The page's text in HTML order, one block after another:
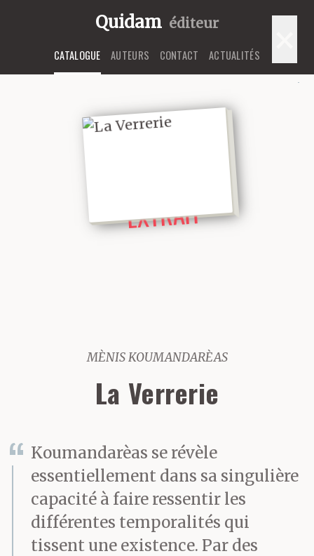
Quidam éditeur
CATALOGUE AUTEURS CONTACT ACTUALITÉS
EXTRAIT
MÈNIS KOUMANDARÈAS
La Verrerie
Koumandarèas se révèle
essentiellement dans sa singulière
capacité à faire ressentir les
différentes temporalités qui
tissent une existence. Par des